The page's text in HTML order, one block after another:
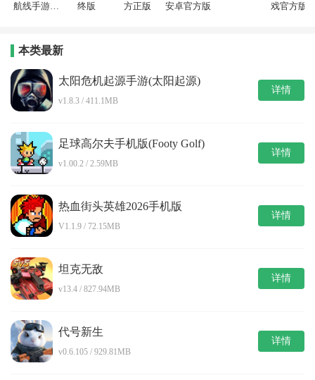
航线手游直
终版
方正版
安卓官方版
戏官方版
本类最新
太阳危机起源手游(太阳起源)
v1.8.3 / 411.1MB
详情
足球高尔夫手机版(Footy Golf)
v1.00.2 / 2.59MB
详情
热血街头英雄2026手机版
V1.1.9 / 72.15MB
详情
坦克无敌
v13.4 / 827.94MB
详情
代号新生
v0.6.105 / 929.81MB
详情